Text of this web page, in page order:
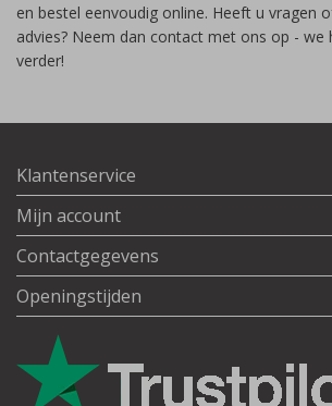
en bestel eenvoudig online. Heeft u vragen
advies? Neem dan contact met ons op - we
verder!
Klantenservice
Mijn account
Contactgegevens
Openingstijden